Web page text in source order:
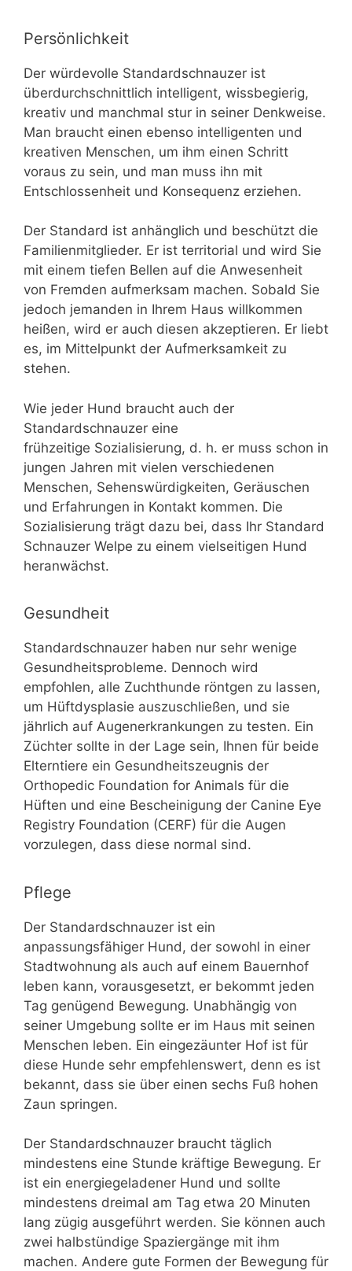
Persönlichkeit
Der würdevolle Standardschnauzer ist
überdurchschnittlich intelligent, wissbegierig,
kreativ und manchmal stur in seiner Denkweise.
Man braucht einen ebenso intelligenten und
kreativen Menschen, um ihm einen Schritt
voraus zu sein, und man muss ihn mit
Entschlossenheit und Konsequenz erziehen.
Der Standard ist anhänglich und beschützt die
Familienmitglieder. Er ist territorial und wird Sie
mit einem tiefen Bellen auf die Anwesenheit
von Fremden aufmerksam machen. Sobald Sie
jedoch jemanden in Ihrem Haus willkommen
heißen, wird er auch diesen akzeptieren. Er liebt
es, im Mittelpunkt der Aufmerksamkeit zu
stehen.
Wie jeder Hund braucht auch der
Standardschnauzer eine
frühzeitige Sozialisierung, d. h. er muss schon in
jungen Jahren mit vielen verschiedenen
Menschen, Sehenswürdigkeiten, Geräuschen
und Erfahrungen in Kontakt kommen. Die
Sozialisierung trägt dazu bei, dass Ihr Standard
Schnauzer Welpe zu einem vielseitigen Hund
heranwächst.
Gesundheit
Standardschnauzer haben nur sehr wenige
Gesundheitsprobleme. Dennoch wird
empfohlen, alle Zuchthunde röntgen zu lassen,
um Hüftdysplasie auszuschließen, und sie
jährlich auf Augenerkrankungen zu testen. Ein
Züchter sollte in der Lage sein, Ihnen für beide
Elterntiere ein Gesundheitszeugnis der
Orthopedic Foundation for Animals für die
Hüften und eine Bescheinigung der Canine Eye
Registry Foundation (CERF) für die Augen
vorzulegen, dass diese normal sind.
Pflege
Der Standardschnauzer ist ein
anpassungsfähiger Hund, der sowohl in einer
Stadtwohnung als auch auf einem Bauernhof
leben kann, vorausgesetzt, er bekommt jeden
Tag genügend Bewegung. Unabhängig von
seiner Umgebung sollte er im Haus mit seinen
Menschen leben. Ein eingezäunter Hof ist für
diese Hunde sehr empfehlenswert, denn es ist
bekannt, dass sie über einen sechs Fuß hohen
Zaun springen.
Der Standardschnauzer braucht täglich
mindestens eine Stunde kräftige Bewegung. Er
ist ein energiegeladener Hund und sollte
mindestens dreimal am Tag etwa 20 Minuten
lang zügig ausgeführt werden. Sie können auch
zwei halbstündige Spaziergänge mit ihm
machen. Andere gute Formen der Bewegung für